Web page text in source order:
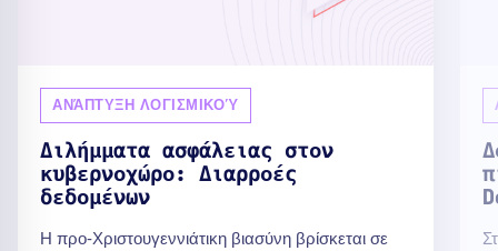
ΑΝΆΠΤΥΞΗ ΛΟΓΙΣΜΙΚΟΎ
Διλήμματα ασφάλειας στον
κυβερνοχώρο: Διαρροές
δεδομένων
Η προ-Χριστουγεννιάτικη βιασύνη βρίσκεται σε